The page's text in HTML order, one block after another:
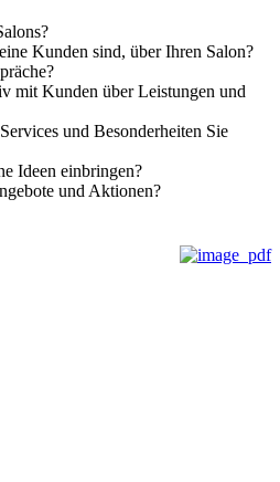
Kunden sind, über Ihren Salon?
mit Kunden über Leistungen und
und Besonderheiten Sie
Ideen einbringen?
und Aktionen?